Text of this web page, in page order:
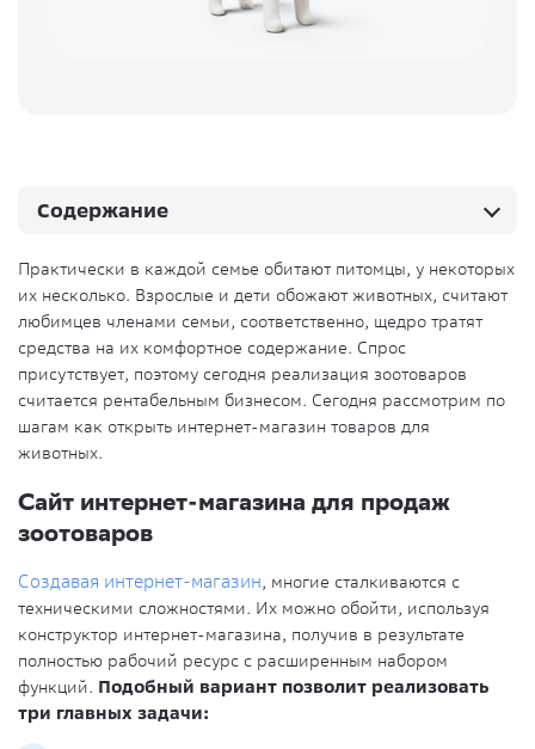
Практически в каждой семье обитают питомцы, у некоторых
их несколько. Взрослые и дети обожают животных, считают
любимцев членами семьи, соответственно, щедро тратят
средства на их комфортное содержание. Спрос
присутствует, поэтому сегодня реализация зоотоваров
считается рентабельным бизнесом. Сегодня рассмотрим по
шагам как открыть интернет-магазин товаров для
животных.
Сайт интернет-магазина для продаж
зоотоваров
Создавая интернет-магазин, многие сталкиваются с
техническими сложностями. Их можно обойти, используя
конструктор интернет-магазина, получив в результате
полностью рабочий ресурс с расширенным набором
функций. Подобный вариант позволит реализовать
три главных задачи:
Содержание